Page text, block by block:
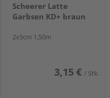
Scheerer Latte
Garbsen KD+ braun
2x5cm 1,50m
3,15 € / Stk.